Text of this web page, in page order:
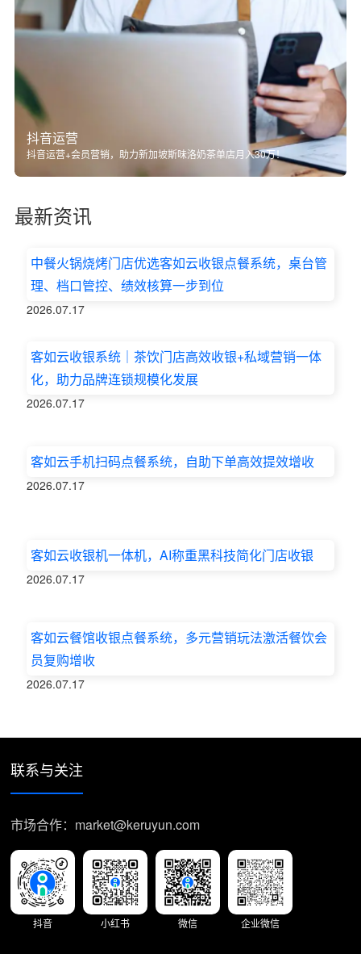
抖音运营
抖音运营+会员营销，助力新加坡斯味洛奶茶单店月入30万！
最新资讯
中餐火锅烧烤门店优选客如云收银点餐系统，桌台管
理、档口管控、绩效核算一步到位
2026.07.17
客如云收银系统｜茶饮门店高效收银+私域营销一体
化，助力品牌连锁规模化发展
2026.07.17
客如云手机扫码点餐系统，自助下单高效提效增收
2026.07.17
客如云收银机一体机，AI称重黑科技简化门店收银
2026.07.17
客如云餐馆收银点餐系统，多元营销玩法激活餐饮会
员复购增收
2026.07.17
联系与关注
市场合作：market@keruyun.com
抖音 小红书 微信 企业微信